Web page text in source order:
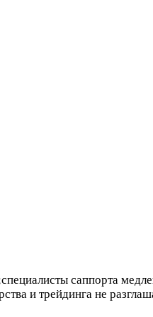
саппорта
и трейдинга не